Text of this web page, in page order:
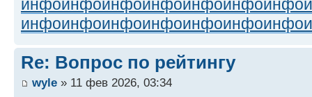
инфоинфоинфоинфоинфоинфоинфо
инфоинфоинфоинфоинфоинфоинфо
Re: Вопрос по рейтингу
wyle » 11 фев 2026, 03:34